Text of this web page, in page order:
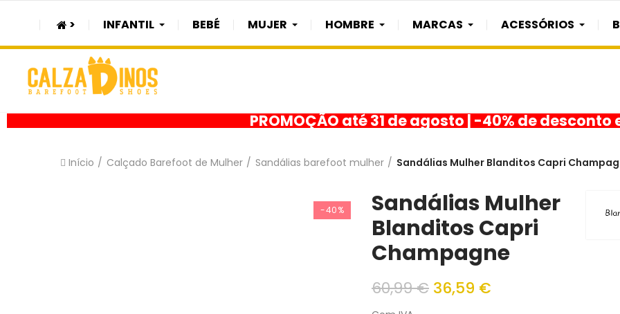
> INFANTIL BEBÉ MUJER HOMBRE MARCAS ACESSÓRIOS
PROMOÇÃO até 31 de agosto | -40% de desconto
Início Calçado Barefoot de Mulher Sandálias barefoot mulher Sandálias Mulher Blanditos Capri
-40%
Sandálias Mulher
Blanditos Capri
Champagne
60,99 € 36,59 €